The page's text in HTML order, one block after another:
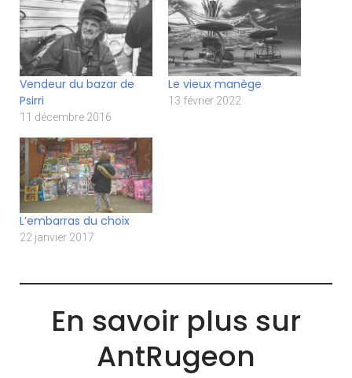
Vendeur du bazar de
Psirri
11 décembre 2016
Le vieux manège
13 février 2022
L’embarras du choix
22 janvier 2017
En savoir plus sur
AntRugeon